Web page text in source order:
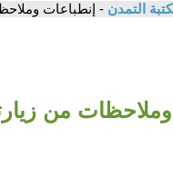
التمدن - إنطباعات
من